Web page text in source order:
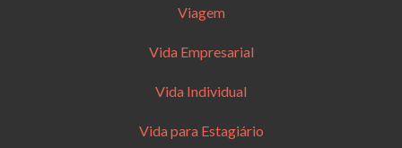
Viagem
Vida Empresarial
Vida Individual
Vida para Estagiário